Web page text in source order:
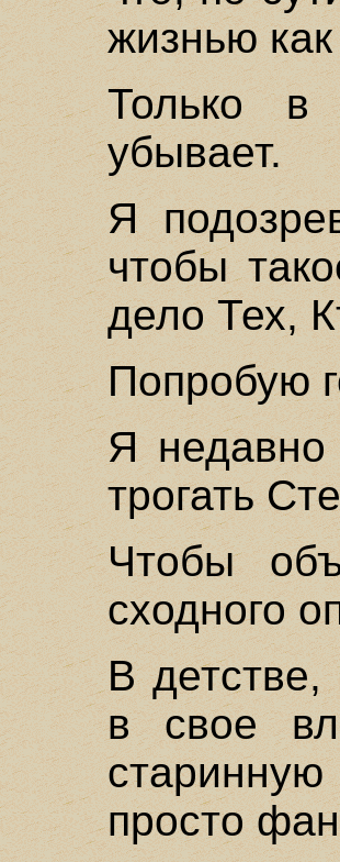
жизнью
Только в
убывает.
Я
чтобы
дело Тех,
Попробую
Я недавно
трогать
Чтобы
сходного
В детстве,
в свое
просто